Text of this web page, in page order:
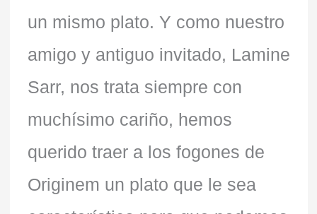
un mismo plato. Y como nuestro
amigo y antiguo invitado, Lamine
Sarr, nos trata siempre con
muchísimo cariño, hemos
querido traer a los fogones de
Originem un plato que le sea